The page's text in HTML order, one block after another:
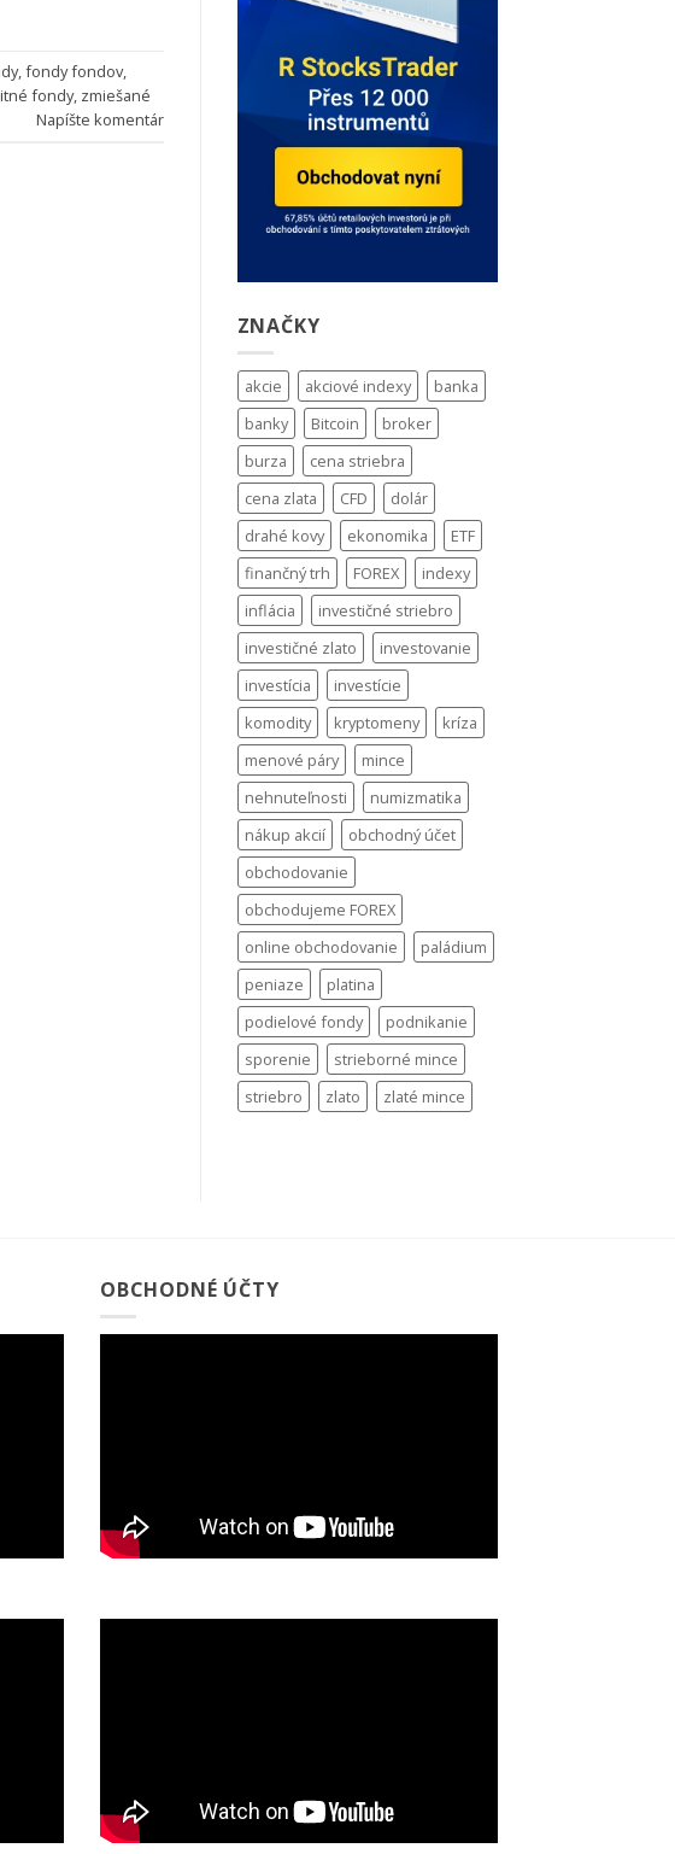
,fondy fondov,
fondy, zmiešané
Napíšte komentár
ZNAČKY
akcie akciové indexy
banka
banky
Bitcoin
broker
burza
cena striebra
cena zlata
CFD
dolár
drahé kovy
ekonomika
ETF
finančný trh
FOREX
indexy
inflácia
investičné striebro
investičné zlato
investovanie
investícia
investície
komodity
kryptomeny
kríza
menové páry
mince
nehnuteľnosti
numizmatika
nákup akcií
obchodný účet
obchodovanie
obchodujeme FOREX
online obchodovanie
paládium
peniaze
platina
podielové fondy
podnikanie
sporenie
strieborné mince
striebro
zlato zlaté mince
OBCHODNÉ ÚČTY